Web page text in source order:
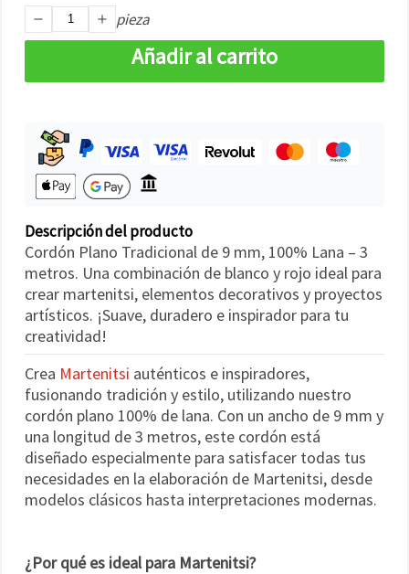
pieza
Añadir al carrito
Descripción del producto
Cordón Plano Tradicional de 9 mm, 100% Lana – 3
metros. Una combinación de blanco y rojo ideal para
crear martenitsi, elementos decorativos y proyectos
artísticos. ¡Suave, duradero e inspirador para tu
creatividad!
Crea Martenitsi auténticos e inspiradores,
fusionando tradición y estilo, utilizando nuestro
cordón plano 100% de lana. Con un ancho de 9 mm y
una longitud de 3 metros, este cordón está
diseñado especialmente para satisfacer todas tus
necesidades en la elaboración de Martenitsi, desde
modelos clásicos hasta interpretaciones modernas.
¿Por qué es ideal para Martenitsi?